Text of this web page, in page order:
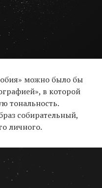
можно было бы
в которой
тональность.
собирательный,
личного.